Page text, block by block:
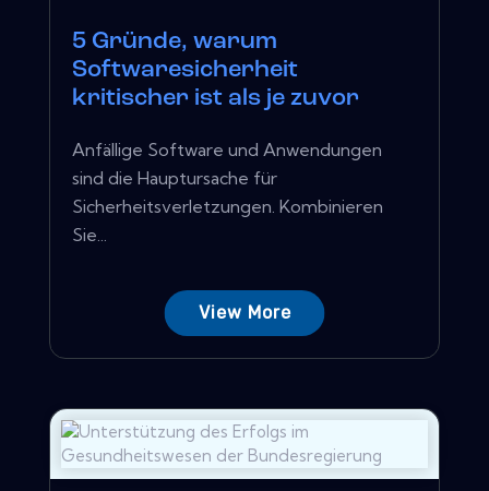
5 Gründe, warum
Softwaresicherheit
kritischer ist als je zuvor
Anfällige Software und Anwendungen
sind die Hauptursache für
Sicherheitsverletzungen. Kombinieren
Sie...
View More